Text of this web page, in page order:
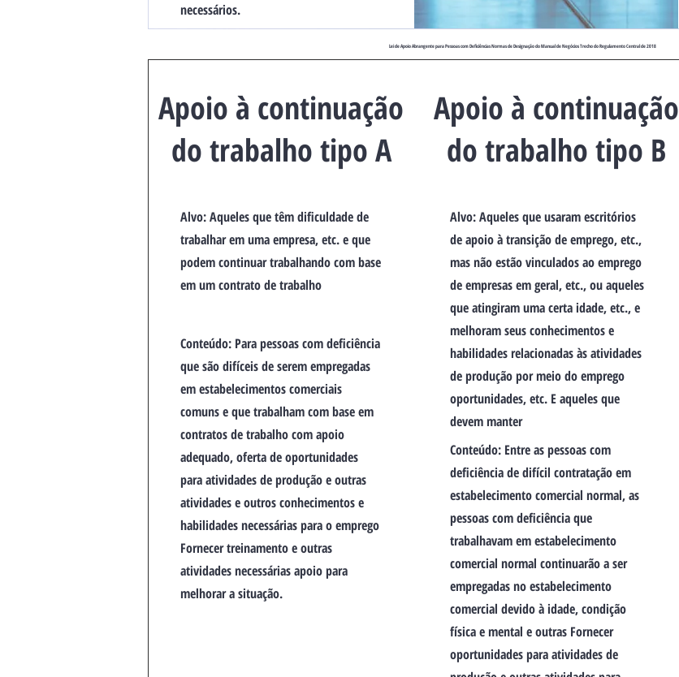
necessários.
​Lei de Apoio Abrangente para Pessoas com Deficiências Normas de Designação do Manual de Negócios Trecho do Regulamento Central de 2018
​Apoio à continuação
do trabalho tipo A
Alvo: Aqueles que têm dificuldade de
trabalhar em uma empresa, etc. e que
podem continuar trabalhando com base
em um contrato de trabalho
Conteúdo: Para pessoas com deficiência
que são difíceis de serem empregadas
em estabelecimentos comerciais
comuns e que trabalham com base em
contratos de trabalho com apoio
adequado, oferta de oportunidades
para atividades de produção e outras
atividades e outros conhecimentos e
habilidades necessárias para o emprego
Fornecer treinamento e outras
atividades necessárias apoio para
melhorar a situação.
​Apoio à continuação
do trabalho tipo B
Alvo: Aqueles que usaram escritórios
de apoio à transição de emprego, etc.,
mas não estão vinculados ao emprego
de empresas em geral, etc., ou aqueles
que atingiram uma certa idade, etc., e
melhoram seus conhecimentos e
habilidades relacionadas às atividades
de produção por meio do emprego
oportunidades, etc. E aqueles que
devem manter
Conteúdo: Entre as pessoas com
deficiência de difícil contratação em
estabelecimento comercial normal, as
pessoas com deficiência que
trabalhavam em estabelecimento
comercial normal continuarão a ser
empregadas no estabelecimento
comercial devido à idade, condição
física e mental e outras Fornecer
oportunidades para atividades de